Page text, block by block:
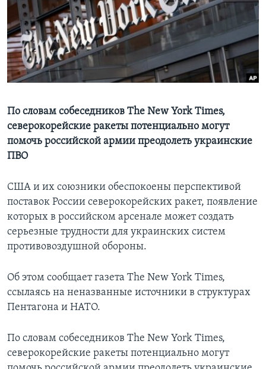
Learning English
СОЦИАЛЬНЫЕ СЕТИ
Языки
По словам собеседников The New York Times,
северокорейские ракеты потенциально могут
помочь российской армии преодолеть украинские
ПВО
США и их союзники обеспокоены перспективой
поставок России северокорейских ракет, появление
которых в российском арсенале может создать
серьезные трудности для украинских систем
противовоздушной обороны.
Об этом сообщает газета The New York Times,
ссылаясь на неназванные источники в структурах
Пентагона и НАТО.
По словам собеседников The New York Times,
северокорейские ракеты потенциально могут